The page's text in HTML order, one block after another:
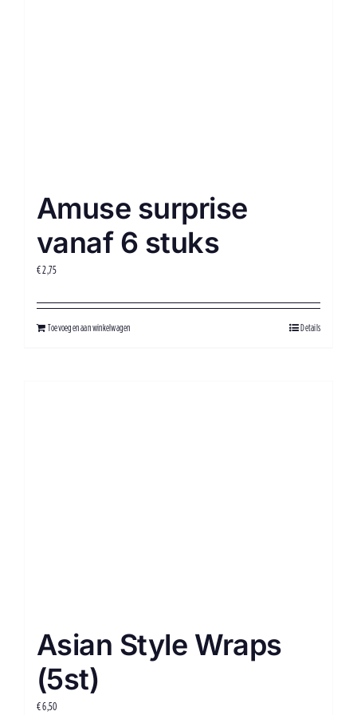
Amuse surprise
vanaf 6 stuks
€2,75
Toevoegen aan winkelwagen Details
Asian Style Wraps
(5st)
€6,50